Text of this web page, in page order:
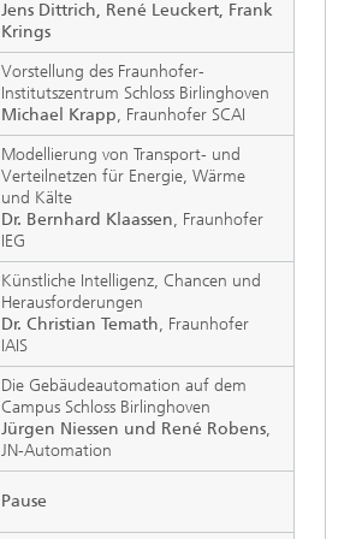
Jens Dittrich, René Leuckert, Frank
Krings
Vorstellung des Fraunhofer-
Institutszentrum Schloss Birlinghoven
Michael Krapp, Fraunhofer SCAI
Modellierung von Transport- und
Verteilnetzen für Energie, Wärme
und Kälte
Dr. Bernhard Klaassen, Fraunhofer
IEG
Künstliche Intelligenz, Chancen und
Herausforderungen
Dr. Christian Temath, Fraunhofer
IAIS
Die Gebäudeautomation auf dem
Campus Schloss Birlinghoven
Jürgen Niessen und René Robens,
JN-Automation
Pause